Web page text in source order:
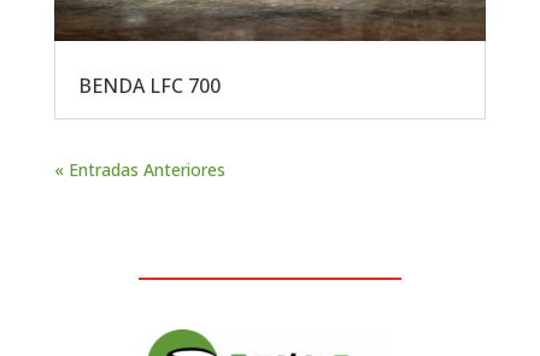
BENDA LFC 700
« Entradas Anteriores